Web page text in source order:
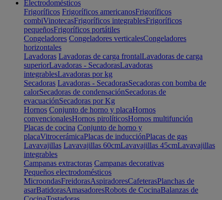
Electrodomésticos
Frigoríficos Frigoríficos americanosFrigoríficos
combiVinotecasFrigoríficos integrablesFrigoríficos
pequeñosFrigoríficos portátiles
Congeladores Congeladores verticalesCongeladores
horizontales
Lavadoras Lavadoras de carga frontalLavadoras de carga
superiorLavadoras - SecadorasLavadoras
integrablesLavadoras por kg
Secadoras Lavadoras - SecadorasSecadoras con bomba de
calorSecadoras de condensaciónSecadoras de
evacuaciónSecadoras por Kg
Hornos Conjunto de horno y placaHornos
convencionalesHornos pirolíticosHornos multifunción
Placas de cocina Conjunto de horno y
placaVitrocerámicaPlacas de inducciónPlacas de gas
Lavavajillas Lavavajillas 60cmLavavajillas 45cmLavavajillas
integrables
Campanas extractoras Campanas decorativas
Pequeños electrodomésticos
MicroondasFreidorasAspiradoresCafeterasPlanchas de
asarBatidorasAmasadoresRobots de CocinaBalanzas de